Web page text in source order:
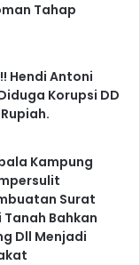
Tahap
Hendi Antoni
Korupsi DD
Kampung
Surat
Bahkan
Dll Menjadi